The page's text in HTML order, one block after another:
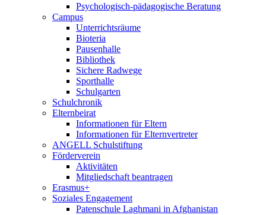
Psychologisch-pädagogische Beratung
Campus
Unterrichtsräume
Bioteria
Pausenhalle
Bibliothek
Sichere Radwege
Sporthalle
Schulgarten
Schulchronik
Elternbeirat
Informationen für Eltern
Informationen für Elternvertreter
ANGELL Schulstiftung
Förderverein
Aktivitäten
Mitgliedschaft beantragen
Erasmus+
Soziales Engagement
Patenschule Laghmani in Afghanistan